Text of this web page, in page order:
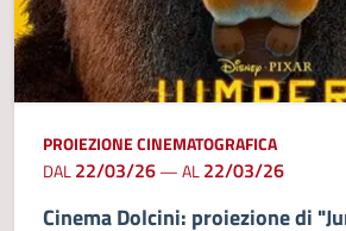
PROIEZIONE CINEMATOGRAFICA
DAL22/03/26—AL22/03/26
Cinema Dolcini: proiezione di